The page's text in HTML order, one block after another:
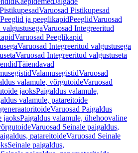
PistikupesadVaruosad Pistikupesad
Peeglid ja peeglikapidPeeglidVaruosad
Varuosad Integreeritud
Varuosad Peeglikapid
Varuosad Integreeritud valgustusega
Varuosad Integreeritud valgustuseta
Täiendavad
ValamusegistidVaruosad
valamule, võrgutoideVaruosad
jaoksPaigaldus valamule,
valamule, patareitoide
Varuosad Paigaldus
jaoksPaigaldus valamule, ühehoovaline
Varuosad Seinale paigaldus,
patareitoideVaruosad Seinale
Seinale paigaldus,